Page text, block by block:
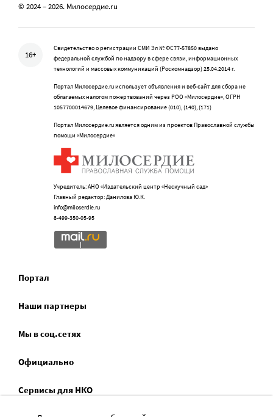
© 2024 – 2026. Милосердие.ru
16+
Свидетельство о регистрации СМИ Эл № ФС77-57850 выдано
федеральной службой по надзору в сфере связи, информационных
технологий и массовых коммуникаций (Роскомнадзор) 25.04.2014 г.
Портал Милосердие.ru использует объявления и веб-сайт для сбора не
облагаемых налогом пожертвований через РОО «Милосердие», ОГРН
1057700014679, Целевое финансирование (010), (140), (171)
Портал Милосердие.ru является одним из проектов Православной службы
помощи «Милосердие»
Учредитель: АНО «Издательский центр «Нескучный сад»
Главный редактор: Данилова Ю.К.
info@miloserdie.ru
8-499-350-05-95
Портал
Наши партнеры
Мы в соц.сетях
Официально
Сервисы для НКО